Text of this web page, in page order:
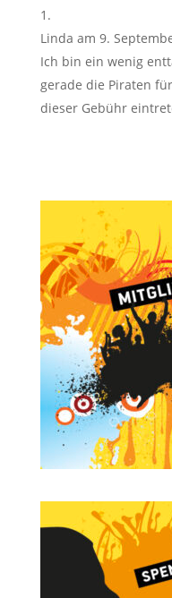
Linda am 9.
Ich bin ein wenig
gerade die Piraten
dieser Gebühr